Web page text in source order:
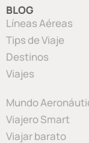
BLOG
Líneas Aéreas
Tips de Viaje
Destinos
Viajes
Mundo
Viajero Smart
Viajar barato